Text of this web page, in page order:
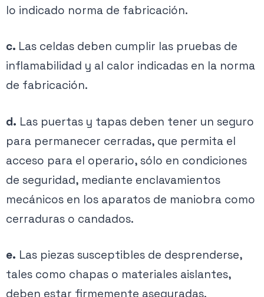
lo indicado norma de fabricación.
c. Las celdas deben cumplir las pruebas de
inflamabilidad y al calor indicadas en la norma
de fabricación.
d. Las puertas y tapas deben tener un seguro
para permanecer cerradas, que permita el
acceso para el operario, sólo en condiciones
de seguridad, mediante enclavamientos
mecánicos en los aparatos de maniobra como
cerraduras o candados.
e. Las piezas susceptibles de desprenderse,
tales como chapas o materiales aislantes,
deben estar firmemente aseguradas.